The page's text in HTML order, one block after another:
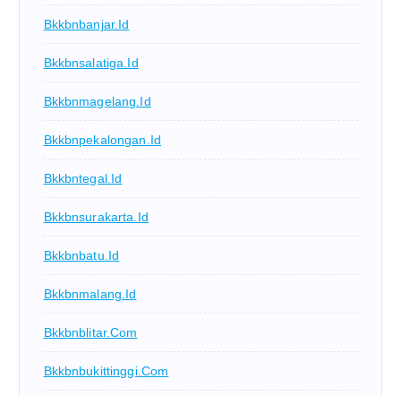
Bkkbnbanjar.id
Bkkbnsalatiga.id
Bkkbnmagelang.id
Bkkbnpekalongan.id
Bkkbntegal.id
Bkkbnsurakarta.id
Bkkbnbatu.id
Bkkbnmalang.id
Bkkbnblitar.com
Bkkbnbukittinggi.com